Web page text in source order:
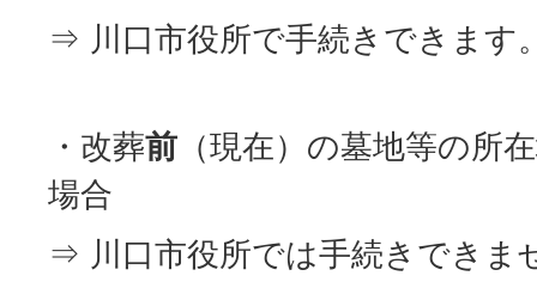
⇒ 川口市役所で手続きできます
・改葬前 （現在）の墓地等の所
場合
⇒ 川口市役所では手続きできま